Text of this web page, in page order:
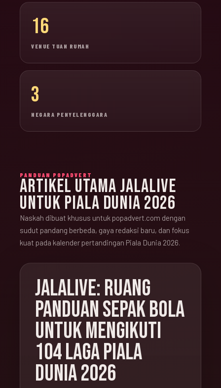
16
VENUE TUAN RUMAH
3
NEGARA PENYELENGGARA
PANDUAN POPADVERT
ARTIKEL UTAMA JALALIVE
UNTUK PIALA DUNIA 2026
Naskah dibuat khusus untuk popadvert.com dengan
sudut pandang berbeda, gaya redaksi baru, dan fokus
kuat pada kalender pertandingan Piala Dunia 2026.
JALALIVE: RUANG
PANDUAN SEPAK BOLA
UNTUK MENGIKUTI
104 LAGA PIALA
DUNIA 2026